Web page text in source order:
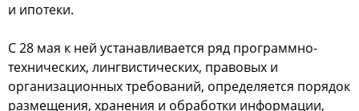
и ипотеки.
С 28 мая к ней устанавливается ряд программно-
технических, лингвистических, правовых и
организационных требований, определяется порядок
размещения, хранения и обработки информации,